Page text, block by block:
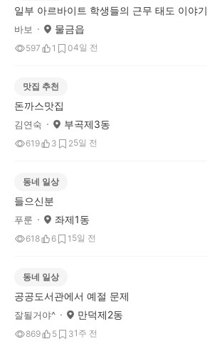
일부 아르바이트 학생들의 근무 태도 이야기
바보 물금읍
597 1 04일 전
맛집 추천
돈까스맛집
김연숙 부곡제3동
619 3 25일 전
동네 일상
들으신분
푸룬 좌제1동
618 6 1 5일 전
동네 일상
공공도서관에서 예절 문제
잘될거야^ 만덕제2동
869 5 31주 전